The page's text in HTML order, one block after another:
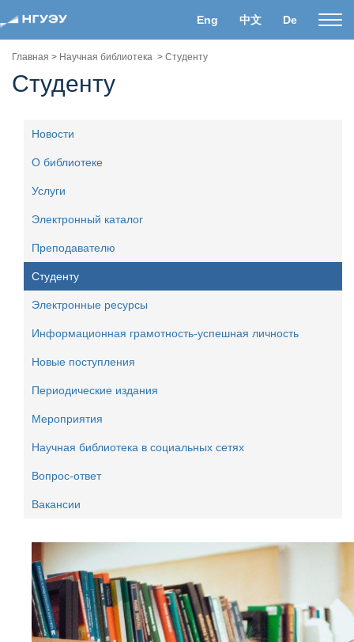
Eng 中文 De
Главная > Научная библиотека > Студенту
Студенту
Новости
О библиотеке
Услуги
Электронный каталог
Преподавателю
Студенту
Электронные ресурсы
Информационная грамотность-успешная личность
Новые поступления
Периодические издания
Мероприятия
Научная библиотека в социальных сетях
Вопрос-ответ
Вакансии